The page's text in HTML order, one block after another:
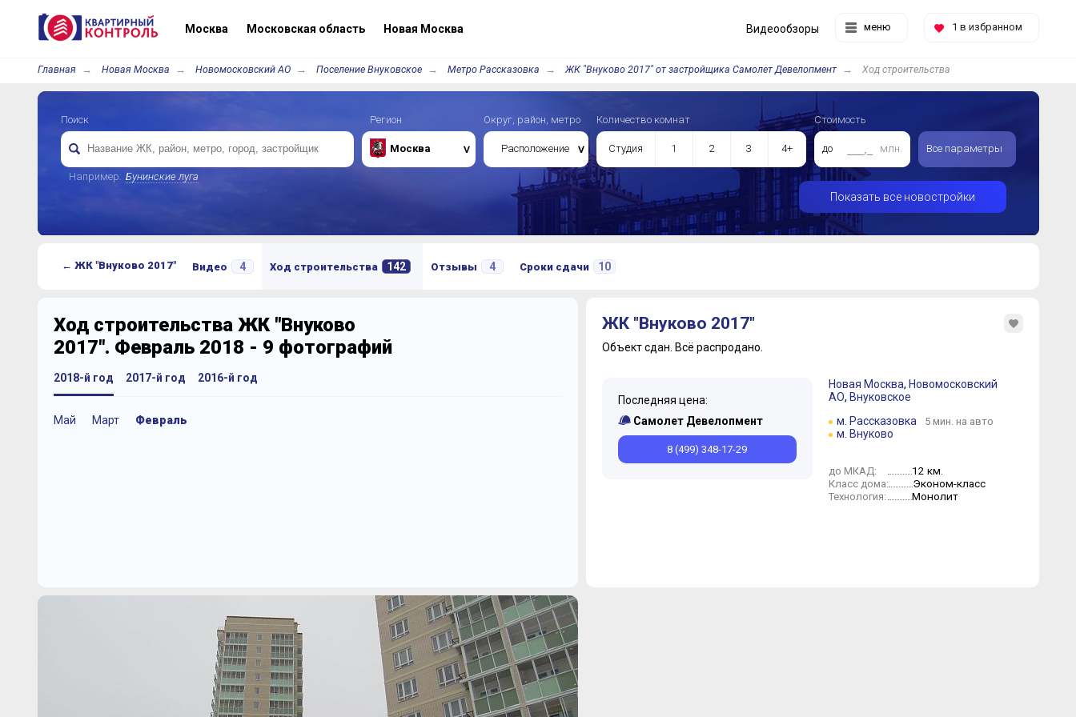
Москва Московская область Новая Москва меню 1 в избранном
Видеообзоры
Главная Новая Москва Новомосковский АО Поселение Внуковское Метро Рассказовка ЖК "Внуково 2017" от застройщика Самолет Девелопмент Ход строительства
Поиск
Например: Бунинские луга
Регион
Москва
Округ, район, метро
Расположение
Количество комнат
Студия 1 2 3 4+
Стоимость
до млн. Все параметры
Показать все новостройки
← ЖК "Внуково 2017" Видео 4 Ход строительства 142 Отзывы 4 Сроки сдачи 10
Ход строительства ЖК "Внуково
2017". Февраль 2018 - 9 фотографий
2018-й год
Май Март Февраль
2017-й год
Декабрь Ноябрь Октябрь Июль Июнь Май Апрель
Февраль
Январь
2016-й год
Декабрь Ноябрь
ЖК "Внуково 2017"
Объект сдан. Всё распродано.
Последняя цена:
Самолет Девелопмент
8 (499) 348-17-29
Новая Москва, Новомосковский
АО, Внуковское
м. Рассказовка
5 мин. на авто
м. Внуково
до МКАД: 12 км.
Класс дома: Эконом-класс
Технология: Монолит